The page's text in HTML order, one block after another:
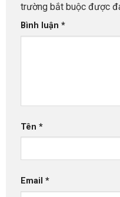
trường bắt buộc được
Bình luận *
Tên *
Email *